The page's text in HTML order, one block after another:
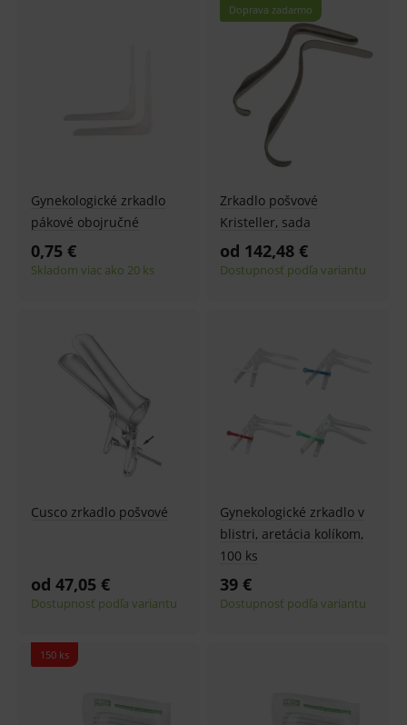
Gynekologické zrkadlo
pákové obojručné
0,75 €
Skladom viac ako 20 ks
Doprava zadarmo
Zrkadlo pošvové
Kristeller, sada
od 142,48 €
Dostupnosť podľa variantu
Cusco zrkadlo pošvové
od 47,05 €
Dostupnosť podľa variantu
Gynekologické zrkadlo v
blistri, aretácia kolíkom,
100 ks
39 €
Dostupnosť podľa variantu
150 ks